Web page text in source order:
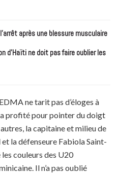
après une blessure musculaire
d’Haïti ne doit pas faire oublier les
ne tarit pas d’éloges à
a profité pour pointer du doigt
la capitaine et milieu de
la défenseure Fabiola Saint-
couleurs des U20
Il n’a pas oublié